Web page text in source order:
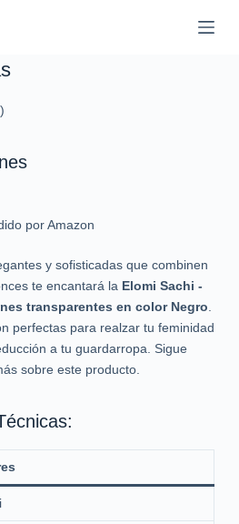
por Amazon
y sofisticadas que combinen
te encantará la Elomi Sachi -
transparentes en color Negro
perfectas para realzar tu feminidad
a tu guardarropa. Sigue
sobre este producto.